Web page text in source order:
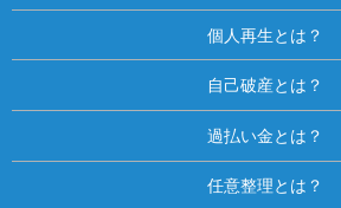
個人再生とは？
自己破産とは？
過払い金とは？
任意整理とは？